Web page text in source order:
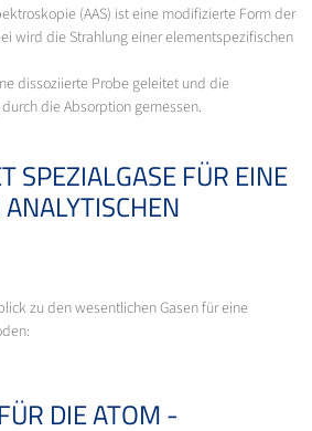
(AAS) ist eine modifizierte Form der
wird die Strahlung einer elementspezifischen
dissoziierte Probe geleitet und die
die Absorption gemessen.
SPEZIALGASE FÜR EINE
zu den wesentlichen Gasen für eine
DIE ATOM -